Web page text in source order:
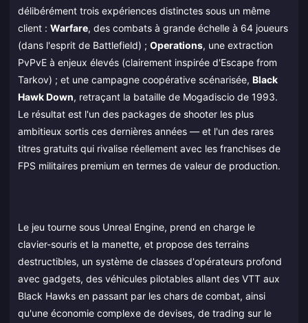
délibérément trois expériences distinctes sous un même
client : Warfare, des combats à grande échelle à 64 joueurs
(dans l'esprit de Battlefield) ; Operations, une extraction
PvPvE à enjeux élevés (clairement inspirée d'Escape from
Tarkov) ; et une campagne coopérative scénarisée, Black
Hawk Down, retraçant la bataille de Mogadiscio de 1993.
Le résultat est l'un des packages de shooter les plus
ambitieux sortis ces dernières années — et l'un des rares
titres gratuits qui rivalise réellement avec les franchises de
FPS militaires premium en termes de valeur de production.
Le jeu tourne sous Unreal Engine, prend en charge le
clavier-souris et la manette, et propose des terrains
destructibles, un système de classes d'opérateurs profond
avec gadgets, des véhicules pilotables allant des VTT aux
Black Hawks en passant par les chars de combat, ainsi
qu'une économie complexe de devises, de trading sur le